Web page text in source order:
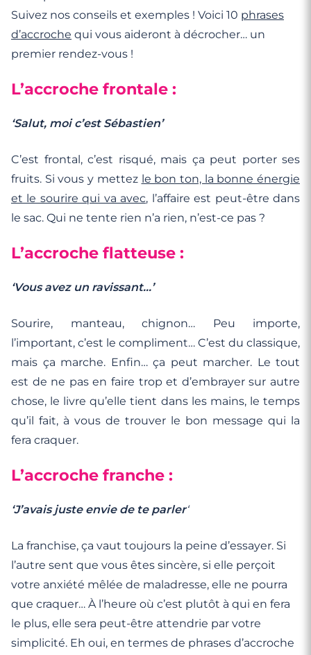
Suivez nos conseils et exemples ! Voici 10 phrases
d’accroche qui vous aideront à décrocher… un
premier rendez-vous !
L’accroche frontale :
‘Salut, moi c’est Sébastien’
C’est frontal, c’est risqué, mais ça peut porter ses
fruits. Si vous y mettez le bon ton, la bonne énergie
et le sourire qui va avec, l’affaire est peut-être dans
le sac. Qui ne tente rien n’a rien, n’est-ce pas ?
L’accroche flatteuse :
‘Vous avez un ravissant…’
Sourire, manteau, chignon… Peu importe,
l’important, c’est le compliment… C’est du classique,
mais ça marche. Enfin… ça peut marcher. Le tout
est de ne pas en faire trop et d’embrayer sur autre
chose, le livre qu’elle tient dans les mains, le temps
qu’il fait, à vous de trouver le bon message qui la
fera craquer.
L’accroche franche :
‘J’avais juste envie de te parler‘
La franchise, ça vaut toujours la peine d’essayer. Si
l’autre sent que vous êtes sincère, si elle perçoit
votre anxiété mêlée de maladresse, elle ne pourra
que craquer… À l’heure où c’est plutôt à qui en fera
le plus, elle sera peut-être attendrie par votre
simplicité. Eh oui, en termes de phrases d’accroche